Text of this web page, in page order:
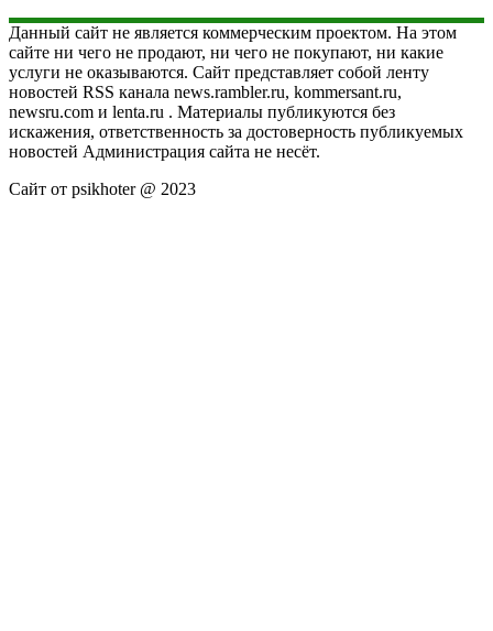
Данный сайт не является коммерческим проектом. На этом
сайте ни чего не продают, ни чего не покупают, ни какие
услуги не оказываются. Сайт представляет собой ленту
новостей RSS канала news.rambler.ru, kommersant.ru,
newsru.com и lenta.ru . Материалы публикуются без
искажения, ответственность за достоверность публикуемых
новостей Администрация сайта не несёт.
Сайт от psikhoter @ 2023